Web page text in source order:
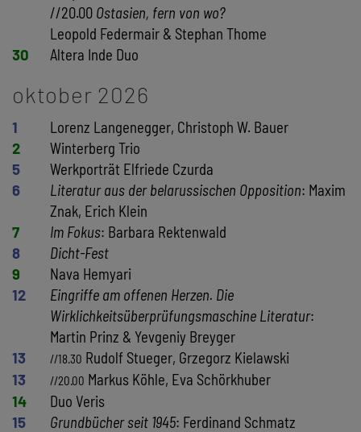
//20.00 Ostasien, fern von wo?
Leopold Federmair & Stephan Thome
30
Altera Inde Duo
oktober 2026
1
Lorenz Langenegger, Christoph W. Bauer
2
Winterberg Trio
5
Werkporträt Elfriede Czurda
6
Literatur aus der belarussischen Opposition: Maxim
Znak, Erich Klein
7
Im Fokus: Barbara Rektenwald
8
Dicht-Fest
9
Nava Hemyari
12
Eingriffe am offenen Herzen. Die
Wirklichkeitsüberprüfungsmaschine Literatur:
Martin Prinz & Yevgeniy Breyger
13
//18.30 Rudolf Stueger, Grzegorz Kielawski
13
//20.00 Markus Köhle, Eva Schörkhuber
14
Duo Veris
15
Grundbücher seit 1945: Ferdinand Schmatz